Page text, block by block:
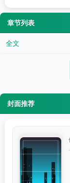
章节列表
全文
封面推荐